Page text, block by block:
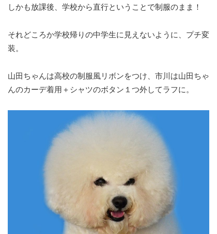
しかも放課後、学校から直行ということで制服のまま！
それどころか学校帰りの中学生に見えないように、プチ変
装。
山田ちゃんは高校の制服風リボンをつけ、市川は山田ちゃ
んのカーデ着用＋シャツのボタン１つ外してラフに。